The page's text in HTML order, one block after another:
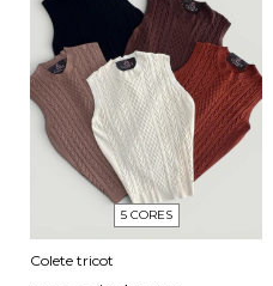
5 CORES
Colete tricot